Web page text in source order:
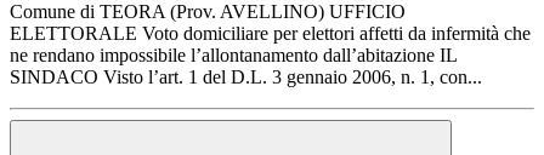
Comune di TEORA (Prov. AVELLINO) UFFICIO
ELETTORALE Voto domiciliare per elettori affetti da infermità che
ne rendano impossibile l’allontanamento dall’abitazione IL
SINDACO Visto l’art. 1 del D.L. 3 gennaio 2006, n. 1, con...